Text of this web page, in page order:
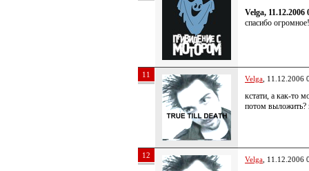
Velga, 11.12.2006
спасибо
11 Velga , 11.12.2006
кстати, а как-то
потом выложить?
12 Velga , 11.12.2006